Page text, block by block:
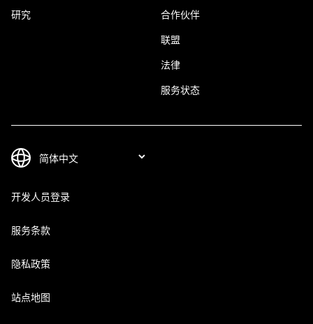
研究 合作伙伴
联盟
法律
服务状态
开发人员登录
服务条款
隐私政策
站点地图